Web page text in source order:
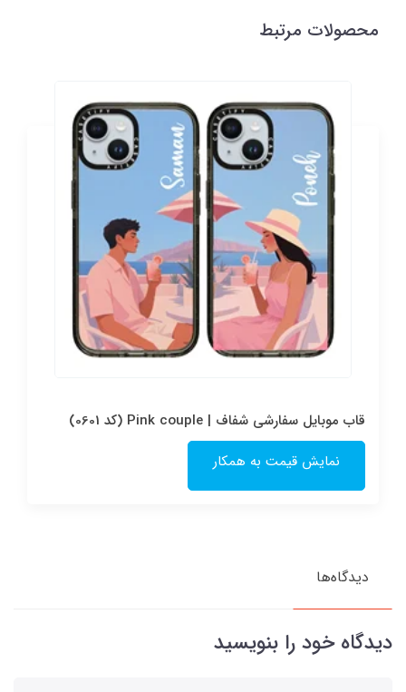
محصولات مرتبط
قاب موبایل سفارشی شفاف | Pink couple (کد 0601)
نمایش قیمت به همکار
دیدگاه‌ها
دیدگاه خود را بنویسید